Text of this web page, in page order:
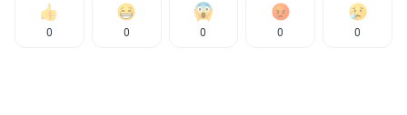
0 0 0 0 0